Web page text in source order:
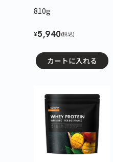
810g
¥5,940(税込)
カートに入れる